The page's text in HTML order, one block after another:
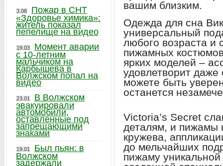
вашим близким.
Одежда для сна
универсальный
любого возраста и
пижамных
ярких моделей –
удовлетворит
можете быть
останется
Victoria’s Secret
деталям, и пижамы
кружева,
до мельчайших
пижаму
3.08
Пожар в СНТ
«Здоровье химика»:
житель показал
пепелище на видео
19.03
Момент аварии
с 10-летним
мальчиком на
Карбышева в
Волжском попал на
видео
23.01
В Волжском
эвакуировали
автомобили,
оставленные под
запрещающими
знаками
19.01
Был пьян: в
Волжском
задержали